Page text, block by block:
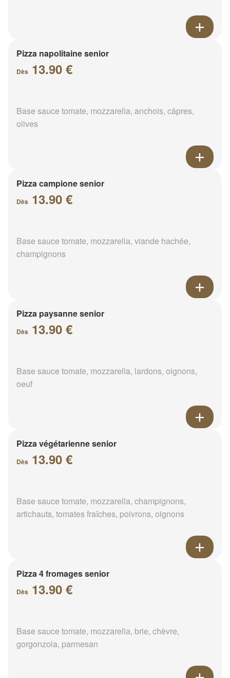
Pizza napolitaine senior
Dès 13.90 €
Base sauce tomate, mozzarella, anchois, câpres,
olives
Pizza campione senior
Dès 13.90 €
Base sauce tomate, mozzarella, viande hachée,
champignons
Pizza paysanne senior
Dès 13.90 €
Base sauce tomate, mozzarella, lardons, oignons,
oeuf
Pizza végétarienne senior
Dès 13.90 €
Base sauce tomate, mozzarella, champignons,
artichauts, tomates fraîches, poivrons, oignons
Pizza 4 fromages senior
Dès 13.90 €
Base sauce tomate, mozzarella, brie, chèvre,
gorgonzola, parmesan